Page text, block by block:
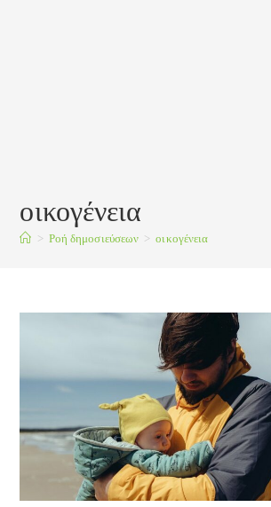
οικογένεια
> Ροή δημοσιεύσεων > οικογένεια